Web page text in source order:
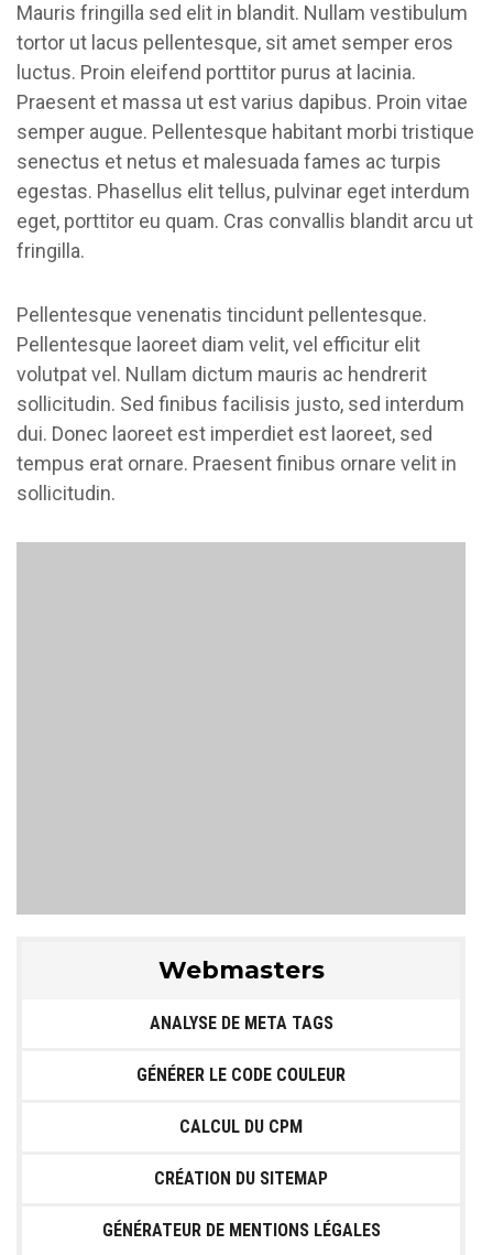
Mauris fringilla sed elit in blandit. Nullam vestibulum
tortor ut lacus pellentesque, sit amet semper eros
luctus. Proin eleifend porttitor purus at lacinia.
Praesent et massa ut est varius dapibus. Proin vitae
semper augue. Pellentesque habitant morbi tristique
senectus et netus et malesuada fames ac turpis
egestas. Phasellus elit tellus, pulvinar eget interdum
eget, porttitor eu quam. Cras convallis blandit arcu ut
fringilla.
Pellentesque venenatis tincidunt pellentesque.
Pellentesque laoreet diam velit, vel efficitur elit
volutpat vel. Nullam dictum mauris ac hendrerit
sollicitudin. Sed finibus facilisis justo, sed interdum
dui. Donec laoreet est imperdiet est laoreet, sed
tempus erat ornare. Praesent finibus ornare velit in
sollicitudin.
Webmasters
ANALYSE DE META TAGS
GÉNÉRER LE CODE COULEUR
CALCUL DU CPM
CRÉATION DU SITEMAP
GÉNÉRATEUR DE MENTIONS LÉGALES